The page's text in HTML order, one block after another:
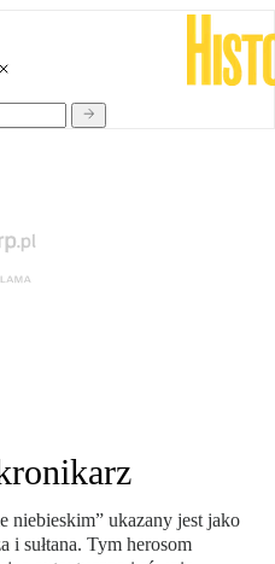
niebieskim” ukazany jest jako
i sułtana. Tym herosom